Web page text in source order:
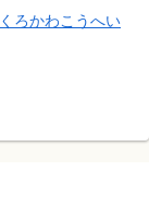
くろかわこうへい